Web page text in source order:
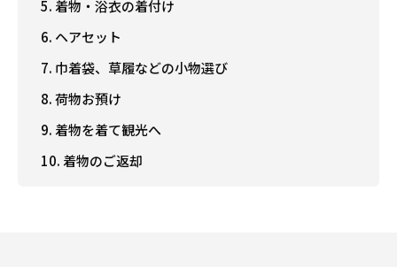
5. 着物・浴衣の着付け
6. ヘアセット
7. 巾着袋、草履などの小物選び
8. 荷物お預け
9. 着物を着て観光へ
10. 着物のご返却